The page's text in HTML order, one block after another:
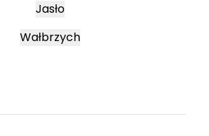
Jasło
Wałbrzych